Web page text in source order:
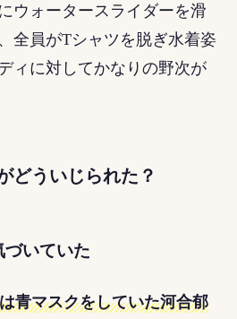
ウォータースライダーを滑
全員がTシャツを脱ぎ水着姿
ィに対してかなりの野次が
どういじられた？
いていた
青マスクをしていた河合郁